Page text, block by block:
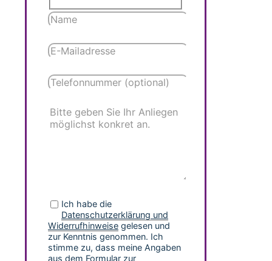
Ich habe die
Datenschutzerklärung und
Widerrufhinweise gelesen und
zur Kenntnis genommen. Ich
stimme zu, dass meine Angaben
aus dem Formular zur